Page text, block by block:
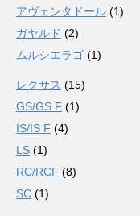
アヴェンタドール (1)
ガヤルド (2)
ムルシエラゴ (1)
レクサス (15)
GS/GS F (1)
IS/IS F (4)
LS (1)
RC/RCF (8)
SC (1)